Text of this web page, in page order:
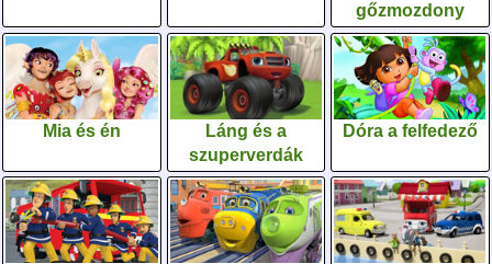
gőzmozdony
Mia és én
Láng és a
szuperverdák
Dóra a felfedező